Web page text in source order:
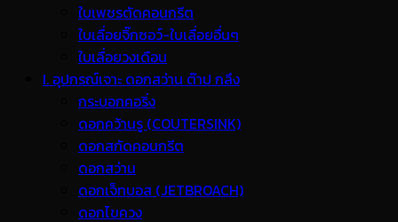
ใบเพชรตัดคอนกรีต
ใบเลื่อยจิ๊กซอว์-ใบเลื่อยอื่นๆ
ใบเลื่อยวงเดือน
I. อุปกรณ์เจาะ ดอกสว่าน ต๊าป กลึง
กระบอกคอริ่ง
ดอกคว้านรู (COUTERSINK)
ดอกสกัดคอนกรีต
ดอกสว่าน
ดอกเจ็ทบอส (JETBROACH)
ดอกไขควง